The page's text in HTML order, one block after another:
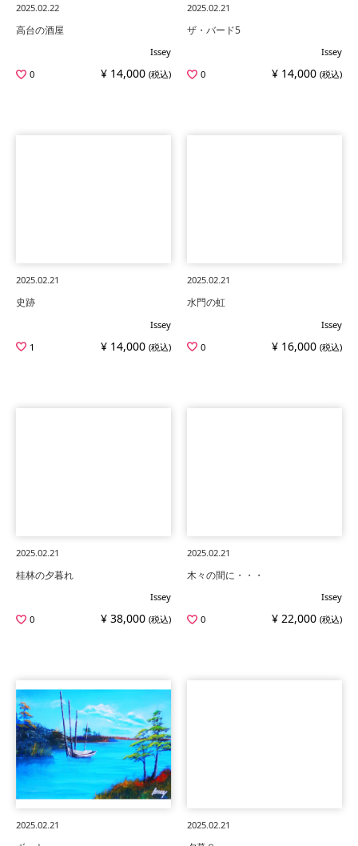
2025.02.22
高台の酒屋
Issey
0
¥ 14,000 (税込)
2025.02.21
ザ・バード5
Issey
0
¥ 14,000 (税込)
2025.02.21
史跡
Issey
1
¥ 14,000 (税込)
2025.02.21
水門の虹
Issey
0
¥ 16,000 (税込)
2025.02.21
桂林の夕暮れ
Issey
0
¥ 38,000 (税込)
2025.02.21
木々の間に・・・
Issey
0
¥ 22,000 (税込)
2025.02.21 2025.02.21